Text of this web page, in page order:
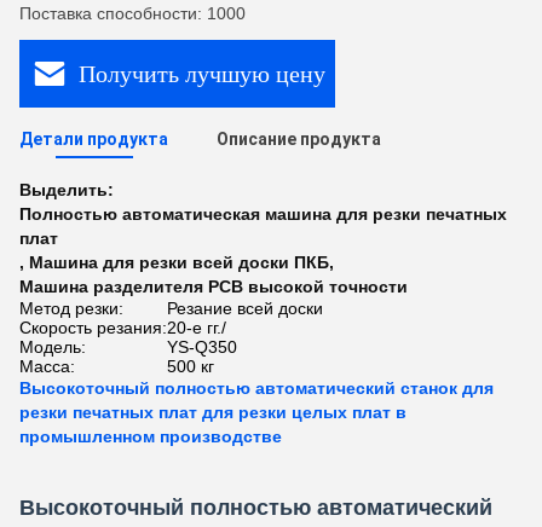
Поставка способности: 1000
Получить лучшую цену
Детали продукта Описание продукта
Выделить:
Полностью автоматическая машина для резки печатных
плат
, Машина для резки всей доски ПКБ,
Машина разделителя PCB высокой точности
Метод резки:
Резание всей доски
Скорость резания:20-е гг./
Модель:
YS-Q350
Масса:
500 кг
Высокоточный полностью автоматический станок для
резки печатных плат для резки целых плат в
промышленном производстве
Высокоточный полностью автоматический